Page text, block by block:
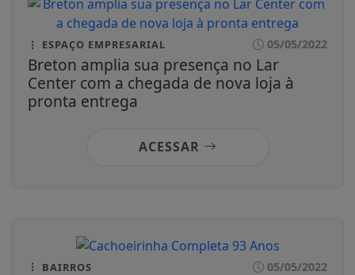
ESPAÇO EMPRESARIAL 05/05/2022
Breton amplia sua presença no Lar
Center com a chegada de nova loja à
pronta entrega
ACESSAR
BAIRROS 05/05/2022